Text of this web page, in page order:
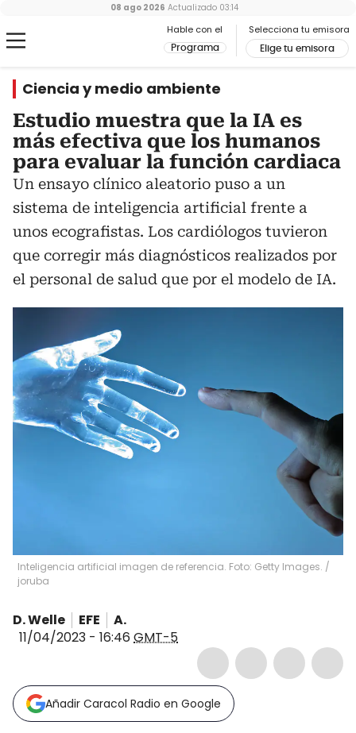
Hable con el
Programa
Selecciona tu emisora
Elige tu emisora
08 ago 2026 Actualizado 03:14
Ciencia y medio ambiente
Estudio muestra que la IA es
más efectiva que los humanos
para evaluar la función cardiaca
Un ensayo clínico aleatorio puso a un
sistema de inteligencia artificial frente a
unos ecografistas. Los cardiólogos tuvieron
que corregir más diagnósticos realizados por
el personal de salud que por el modelo de IA.
Inteligencia artificial imagen de referencia. Foto: Getty Images. /
joruba
D. Welle EFE
A.
11/04/2023 - 16:46 GMT-5
Añadir Caracol Radio en Google